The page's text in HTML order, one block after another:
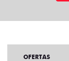
OFERTAS